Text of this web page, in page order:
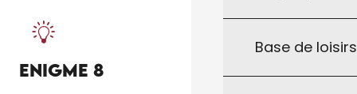
Base de
ENIGME 8